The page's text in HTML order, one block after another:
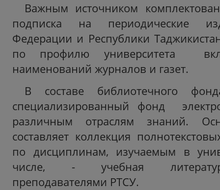
Важным источником
подписка на периодические
Федерации и Республики
по профилю университета
наименований журналов и газет.
В составе библиотечного
специализированный фонд
различным отраслям знаний.
составляет коллекция
по дисциплинам, изучаемым в
числе, - учебная
преподавателями РТСУ.